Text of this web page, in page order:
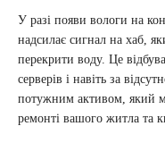
У разі появи вологи на
надсилає сигнал на хаб,
перекрити воду. Це
серверів і навіть за
потужним активом, який
ремонті вашого житла та